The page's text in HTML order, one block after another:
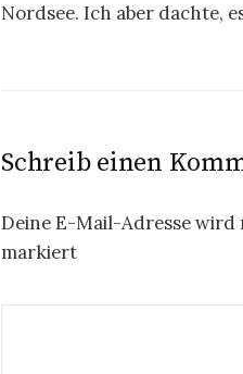
Nordsee. Ich aber dachte,
Schreib einen
Deine E-Mail-Adresse
markiert